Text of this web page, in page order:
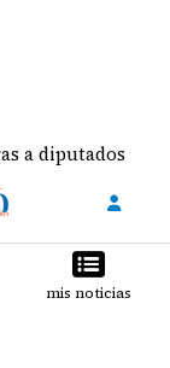
mis noticias